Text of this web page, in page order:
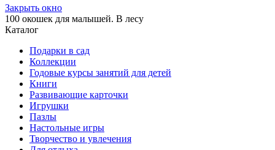
Закрыть окно
100 окошек для малышей. В лесу
Каталог
Подарки в сад
Коллекции
Годовые курсы занятий для детей
Книги
Развивающие карточки
Игрушки
Пазлы
Настольные игры
Творчество и увлечения